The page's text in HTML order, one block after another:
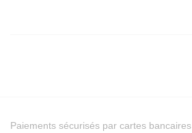
Paiements sécurisés par cartes bancaires